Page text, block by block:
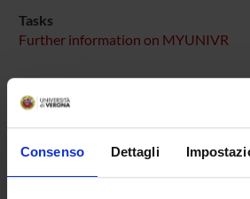
Consenso Dettagli
Tasks
Further information on MYUNIVR
RECORDS AND DOCUMENTS